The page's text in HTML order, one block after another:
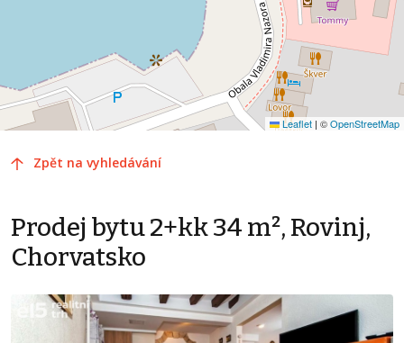
Leaflet | ©OpenStreetMap
Zpět na vyhledávání
Prodej bytu 2+kk 34 m², Rovinj,
Chorvatsko